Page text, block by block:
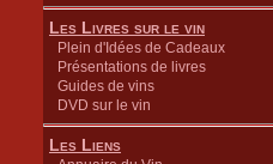
Les Livres sur le vin
Plein d'Idées de Cadeaux
Présentations de livres
Guides de vins
DVD sur le vin
Les Liens